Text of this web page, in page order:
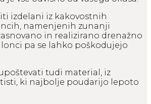
izdelani iz kakovostnih
namenjenih zunanji
in realizirano drenažno
pa se lahko poškodujejo
tudi material, iz
tisti, ki najbolje poudarijo lepoto